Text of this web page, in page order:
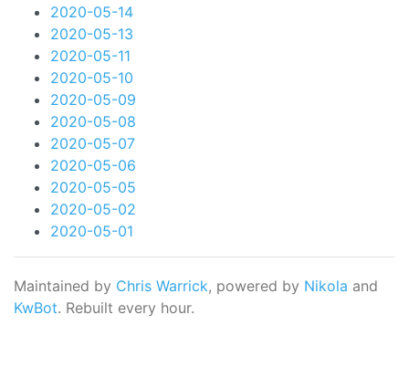
2020-05-14
2020-05-13
2020-05-11
2020-05-10
2020-05-09
2020-05-08
2020-05-07
2020-05-06
2020-05-05
2020-05-02
2020-05-01
Maintained by Chris Warrick, powered by Nikola and
KwBot. Rebuilt every hour.